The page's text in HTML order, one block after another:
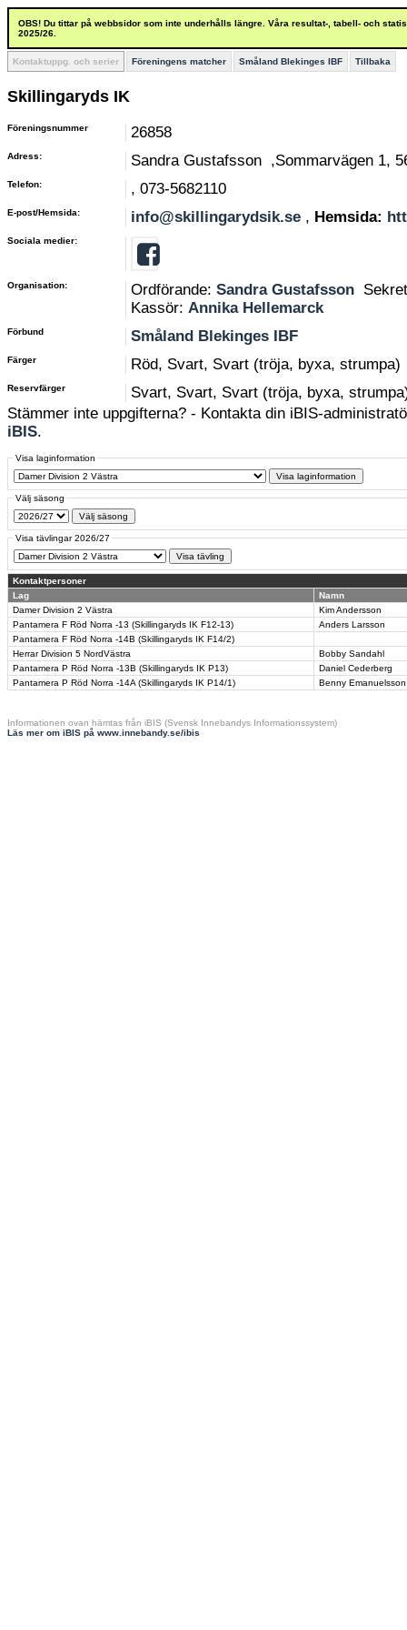
OBS! Du tittar på webbsidor som inte underhålls längre. Våra resultat-, tabell- och
2025/26.
Kontaktuppg. och serier Föreningens matcher Småland Blekinges IBF Tillbaka
Skillingaryds IK
Föreningsnummer 26858
Adress: Sandra Gustafsson ,Sommarvägen 1,
Telefon: , 073-5682110
E-post/Hemsida: info@skillingarydsik.se , Hemsida:
Sociala medier:
Organisation: Ordförande: Sandra Gustafsson
Kassör: Annika Hellemarck
Förbund Småland Blekinges IBF
Färger Röd, Svart, Svart (tröja, byxa, strumpa)
Reservfärger
Svart, Svart, Svart (tröja, byxa,
Stämmer inte uppgifterna? - Kontakta din iBIS-
iBIS.
Visa laginformation
Välj säsong
Visa tävlingar 2026/27
Kontaktpersoner
Lag
Namn
Damer Division 2 Västra
Kim Andersson
Pantamera F Röd Norra -13 (Skillingaryds IK F12-13)
Anders Larsson
Pantamera F Röd Norra -14B (Skillingaryds IK F14/2)
Herrar Division 5 NordVästra
Bobby Sandahl
Pantamera P Röd Norra -13B (Skillingaryds IK P13)
Daniel Cederberg
Pantamera P Röd Norra -14A (Skillingaryds IK P14/1)
Benny Emanuelsson
Informationen ovan hämtas från iBIS (Svensk Innebandys Informationssystem)
Läs mer om iBIS på www.innebandy.se/ibis